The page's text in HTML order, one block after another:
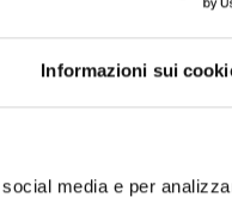
Informazioni sui
media e per